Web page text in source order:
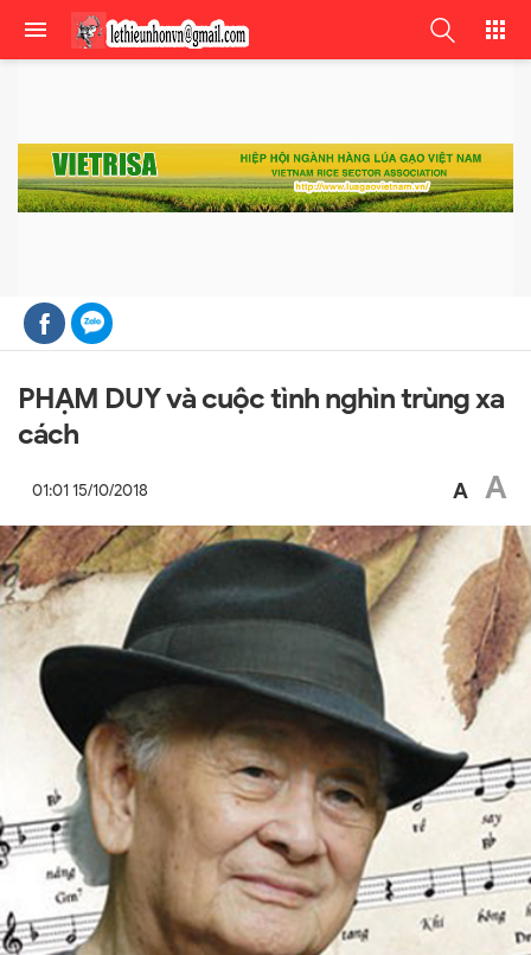
PHẠM DUY và cuộc tình nghìn trùng xa
cách
01:01 15/10/2018 A A